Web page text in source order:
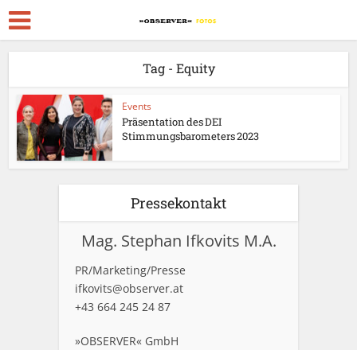
Tag - Equity
Events
Präsentation des DEI
Stimmungsbarometers 2023
Pressekontakt
Mag. Stephan Ifkovits M.A.
PR/Marketing/Presse
ifkovits@observer.at
+43 664 245 24 87
»OBSERVER« GmbH